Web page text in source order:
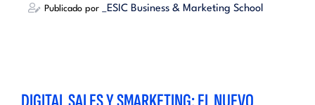
Publicado por _ESIC Business & Marketing School